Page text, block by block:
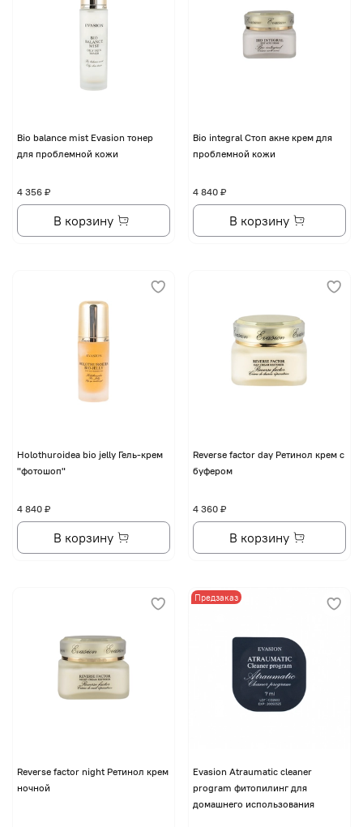
Bio balance mist Evasion тонер
для проблемной кожи
4 356 ₽
В корзину
Bio integral Стоп акне крем для
проблемной кожи
4 840 ₽
В корзину
Holothuroidea bio jelly Гель-крем
"фотошоп"
4 840 ₽
В корзину
Reverse factor day Ретинол крем с
буфером
4 360 ₽
В корзину
Reverse factor night Ретинол крем
ночной
Предзаказ
Evasion Atraumatic cleaner
program фитопилинг для
домашнего использования